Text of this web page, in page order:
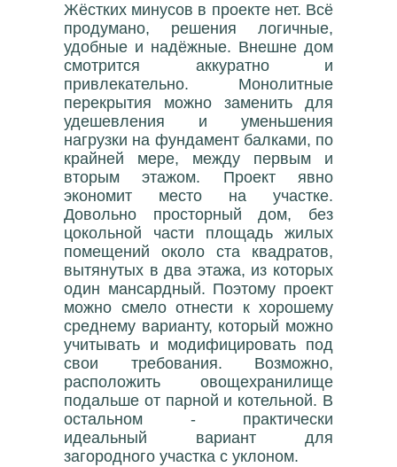
Жёстких минусов в проекте нет. Всё
продумано, решения логичные,
удобные и надёжные. Внешне дом
смотрится аккуратно и
привлекательно. Монолитные
перекрытия можно заменить для
удешевления и уменьшения
нагрузки на фундамент балками, по
крайней мере, между первым и
вторым этажом. Проект явно
экономит место на участке.
Довольно просторный дом, без
цокольной части площадь жилых
помещений около ста квадратов,
вытянутых в два этажа, из которых
один мансардный. Поэтому проект
можно смело отнести к хорошему
среднему варианту, который можно
учитывать и модифицировать под
свои требования. Возможно,
расположить овощехранилище
подальше от парной и котельной. В
остальном - практически
идеальный вариант для
загородного участка с уклоном.